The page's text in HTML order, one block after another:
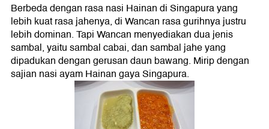
Berbeda dengan rasa nasi Hainan di Singapura yang
lebih kuat rasa jahenya, di Wancan rasa gurihnya justru
lebih dominan. Tapi Wancan menyediakan dua jenis
sambal, yaitu sambal cabai, dan sambal jahe yang
dipadukan dengan gerusan daun bawang. Mirip dengan
sajian nasi ayam Hainan gaya Singapura.